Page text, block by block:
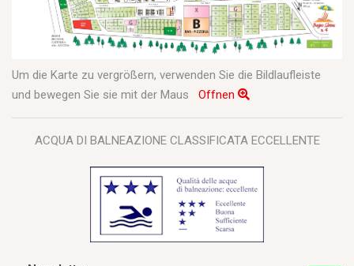
Um die Karte zu vergrößern, verwenden Sie die Bildlaufleiste
und bewegen Sie sie mit der Maus Offnen
ACQUA DI BALNEAZIONE CLASSIFICATA ECCELLENTE